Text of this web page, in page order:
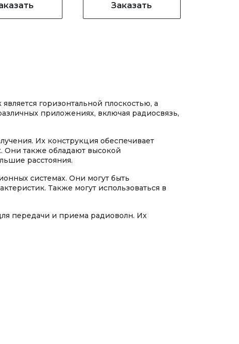
Заказать
горизонтальной плоскостью, а
приложениях, включая радиосвязь,
Их конструкция обеспечивает
Они также обладают высокой
расстояния.
системах. Они могут быть
Также могут использоваться в
передачи и приема радиоволн. Их